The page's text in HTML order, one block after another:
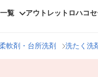
覧 アウトレット ロハコ
軟剤・台所洗剤 洗たく洗